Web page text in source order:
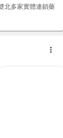
北多家實體連鎖藥